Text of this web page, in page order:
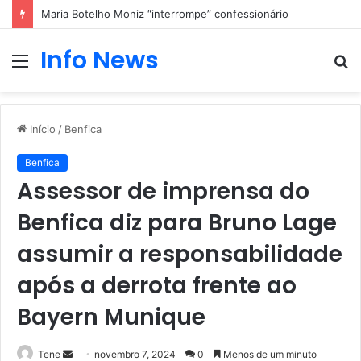
Maria Botelho Moniz “interrompe” confessionário
Menu
Info News
Início / Benfica
Benfica
Assessor de imprensa do
Benfica diz para Bruno Lage
assumir a responsabilidade
após a derrota frente ao
Bayern Munique
Tene
Mandenovembro 7, 2024 0 Menos de um minuto